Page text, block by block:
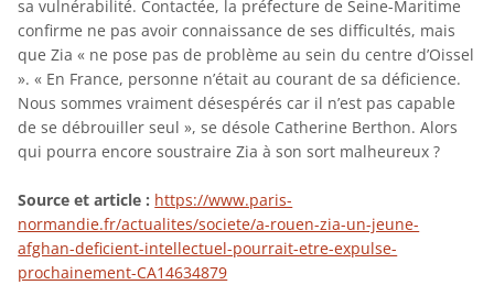
sa vulnérabilité. Contactée, la préfecture de Seine-Maritime
confirme ne pas avoir connaissance de ses difficultés, mais
que Zia « ne pose pas de problème au sein du centre d’Oissel
». « En France, personne n’était au courant de sa déficience.
Nous sommes vraiment désespérés car il n’est pas capable
de se débrouiller seul », se désole Catherine Berthon. Alors
qui pourra encore soustraire Zia à son sort malheureux ?
Source et article : https://www.paris-
normandie.fr/actualites/societe/a-rouen-zia-un-jeune-
afghan-deficient-intellectuel-pourrait-etre-expulse-
prochainement-CA14634879